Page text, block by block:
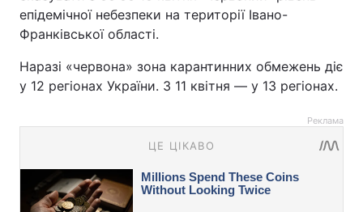
епідемічної небезпеки на території Івано-
Франківської області.
Наразі «червона» зона карантинних обмежень діє
у 12 регіонах України. З 11 квітня — у 13 регіонах.
Реклама